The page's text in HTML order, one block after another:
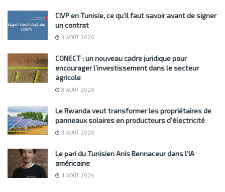
CIVP en Tunisie, ce qu’il faut savoir avant de signer
un contrat
3 AOÛT 2026
CONECT : un nouveau cadre juridique pour
encourager l’investissement dans le secteur
agricole
3 AOÛT 2026
Le Rwanda veut transformer les propriétaires de
panneaux solaires en producteurs d’électricité
3 AOÛT 2026
Le pari du Tunisien Anis Bennaceur dans l’IA
américaine
4 AOÛT 2026